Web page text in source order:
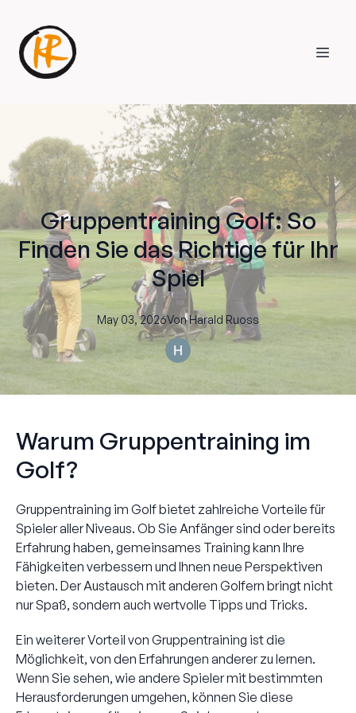
Gruppentraining Golf: So
Finden Sie das Richtige für Ihr
Spiel
May 03, 2026Von Harald Ruoss
Warum Gruppentraining im
Golf?
Gruppentraining im Golf bietet zahlreiche Vorteile für
Spieler aller Niveaus. Ob Sie Anfänger sind oder bereits
Erfahrung haben, gemeinsames Training kann Ihre
Fähigkeiten verbessern und Ihnen neue Perspektiven
bieten. Der Austausch mit anderen Golfern bringt nicht
nur Spaß, sondern auch wertvolle Tipps und Tricks.
Ein weiterer Vorteil von Gruppentraining ist die
Möglichkeit, von den Erfahrungen anderer zu lernen.
Wenn Sie sehen, wie andere Spieler mit bestimmten
Herausforderungen umgehen, können Sie diese